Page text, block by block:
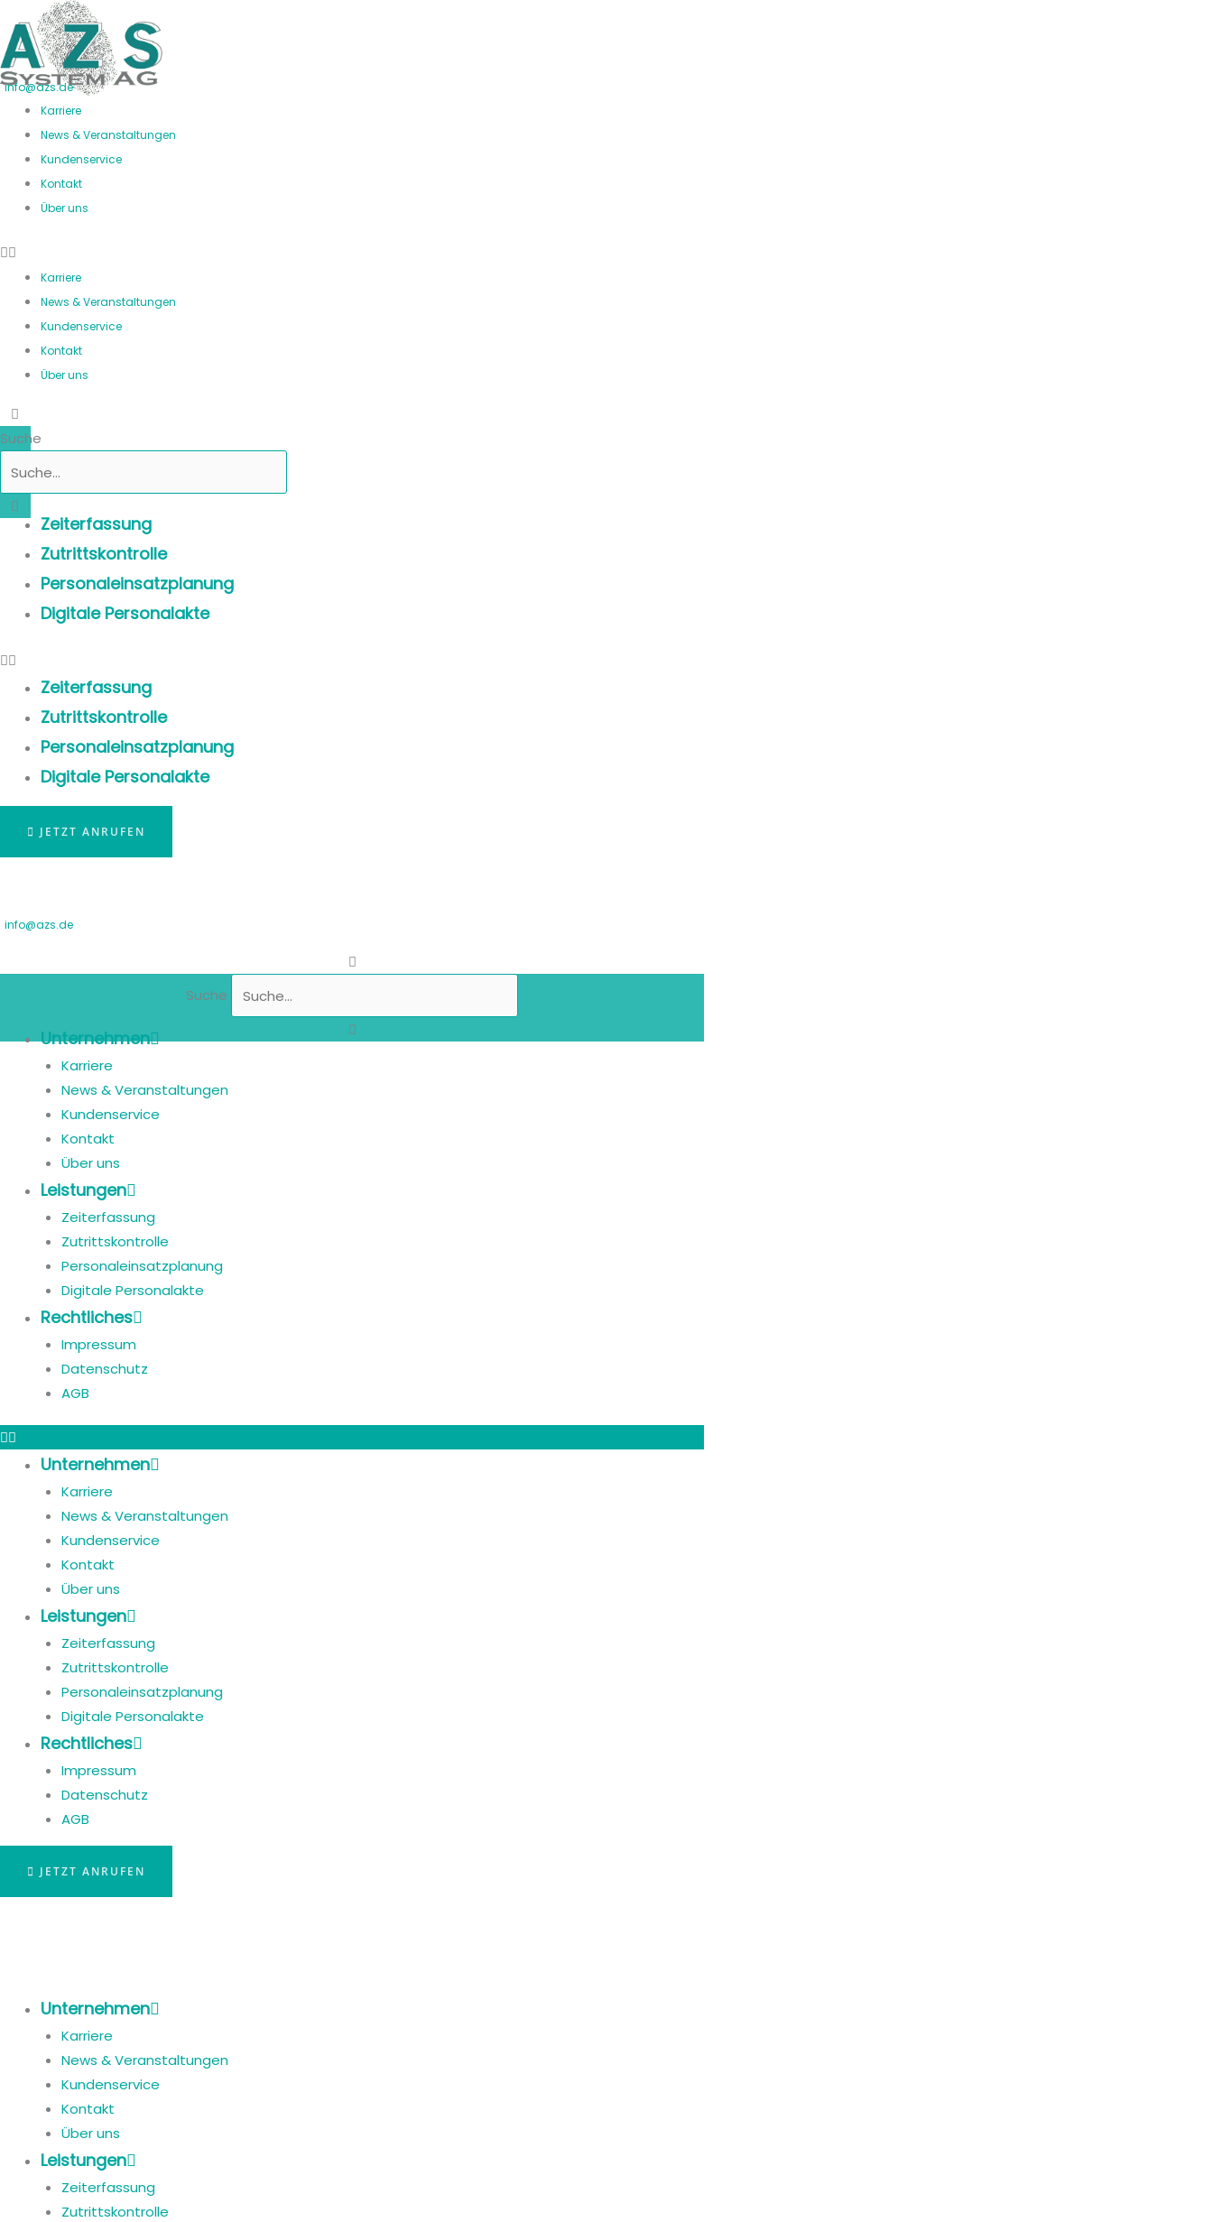
Inhalt
springen
info@azs.de
Karriere
News & Veranstaltungen
Kundenservice
Kontakt
Über uns
Karriere
News & Veranstaltungen
Kundenservice
Kontakt
Über uns
Suche
Zeiterfassung
Zutrittskontrolle
Personaleinsatzplanung
Digitale Personalakte
Zeiterfassung
Zutrittskontrolle
Personaleinsatzplanung
Digitale Personalakte
JETZT ANRUFEN
info@azs.de
Suche
Unternehmen
Karriere
News & Veranstaltungen
Kundenservice
Kontakt
Über uns
Leistungen
Zeiterfassung
Zutrittskontrolle
Personaleinsatzplanung
Digitale Personalakte
Rechtliches
Impressum
Datenschutz
AGB
Unternehmen
Karriere
News & Veranstaltungen
Kundenservice
Kontakt
Über uns
Leistungen
Zeiterfassung
Zutrittskontrolle
Personaleinsatzplanung
Digitale Personalakte
Rechtliches
Impressum
Datenschutz
AGB
JETZT ANRUFEN
Unternehmen
Karriere
News & Veranstaltungen
Kundenservice
Kontakt
Über uns
Leistungen
Zeiterfassung
Zutrittskontrolle